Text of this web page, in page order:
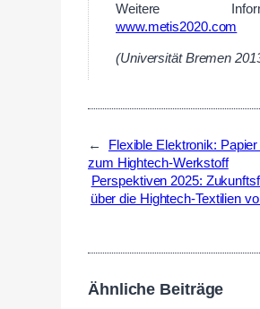
Weitere
www.metis2020.com
(Universität Bremen
←
Flexible Elektronik: Papier
zum Hightech-Werkstoff
Perspektiven 2025:
über die Hightech-Textilien
Ähnliche Beiträge